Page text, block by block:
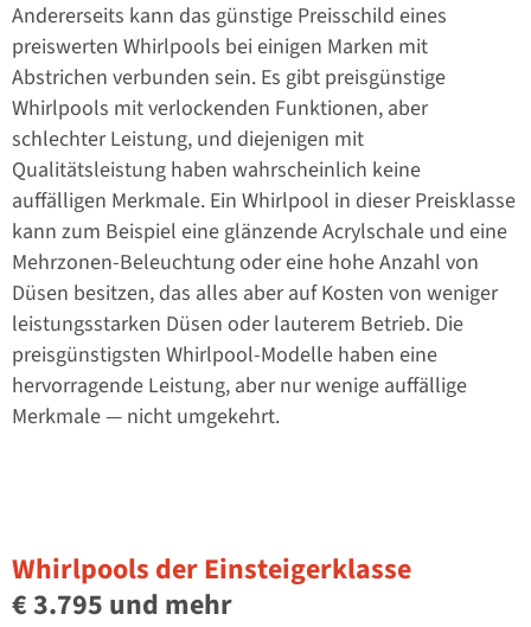
Andererseits kann das günstige Preisschild eines
preiswerten Whirlpools bei einigen Marken mit
Abstrichen verbunden sein. Es gibt preisgünstige
Whirlpools mit verlockenden Funktionen, aber
schlechter Leistung, und diejenigen mit
Qualitätsleistung haben wahrscheinlich keine
auffälligen Merkmale. Ein Whirlpool in dieser Preisklasse
kann zum Beispiel eine glänzende Acrylschale und eine
Mehrzonen-Beleuchtung oder eine hohe Anzahl von
Düsen besitzen, das alles aber auf Kosten von weniger
leistungsstarken Düsen oder lauterem Betrieb. Die
preisgünstigsten Whirlpool-Modelle haben eine
hervorragende Leistung, aber nur wenige auffällige
Merkmale — nicht umgekehrt.
Whirlpools der Einsteigerklasse
€ 3.795 und mehr